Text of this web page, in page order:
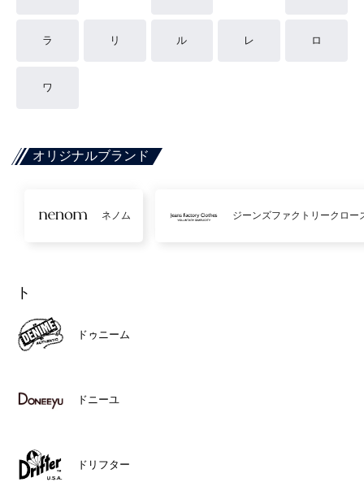
ラ リ ル レ ロ
ワ
オリジナルブランド
ネノム ジーンズファクトリークロー
ト
ドゥニーム
ドニーユ
ドリフター